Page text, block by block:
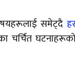
समेट्दै
चर्चित